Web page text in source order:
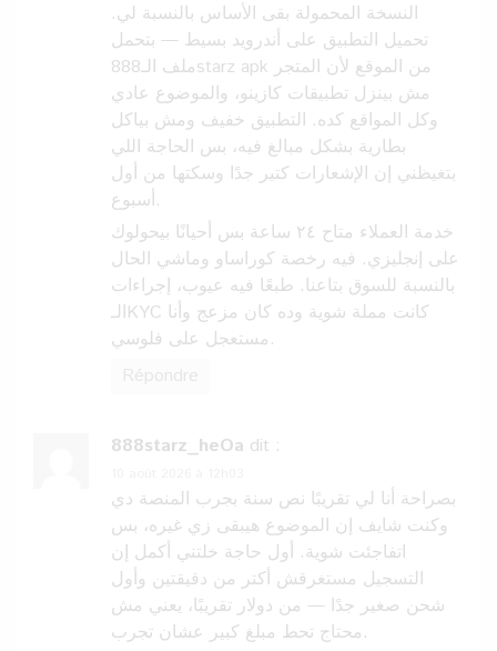
النسخة المحمولة بقى الأساس بالنسبة لي.
تحميل التطبيق على أندرويد بسيط — بتحمل
ملف الـ888starz apk من الموقع لأن المتجر
مش بينزل تطبيقات كازينو، والموضوع عادي
وكل المواقع كده. التطبيق خفيف ومش بياكل
بطارية بشكل مبالغ فيه، بس الحاجة اللي
بتغيظني إن الإشعارات كتير جدًا وسكتها من أول
أسبوع.
خدمة العملاء متاح ٢٤ ساعة بس أحيانًا بيحولوك
على إنجليزي. فيه رخصة كوراساو وماشي الحال
بالنسبة للسوق بتاعنا. طبعًا فيه عيوب، إجراءات
الـKYC كانت مملة شوية وده كان مزعج وأنا
مستعجل على فلوسي.
888starz_heOa dit :
بصراحة أنا لي تقريبًا نص سنة بجرب المنصة دي
وكنت شايف إن الموضوع هيبقى زي غيره، بس
اتفاجئت شوية. أول حاجة خلتني أكمل إن
التسجيل مستغرقش أكتر من دقيقتين وأول
شحن صغير جدًا — من دولار تقريبًا، يعني مش
محتاج تحط مبلغ كبير عشان تجرب.